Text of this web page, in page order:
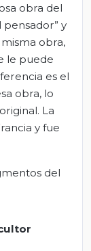
obra del
pensador” y
obra,
le puede
es el
obra, lo
La
y fue
del